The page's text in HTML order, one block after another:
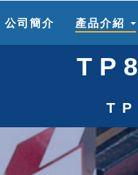
公司簡介 產品介紹